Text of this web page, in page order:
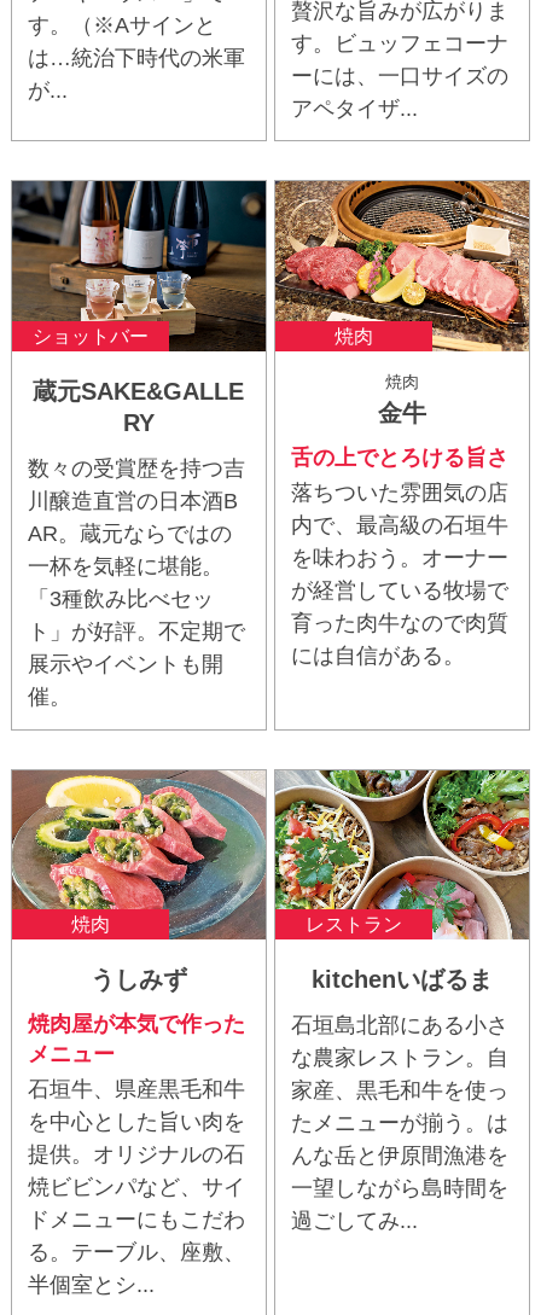
す。（※Aサインと
は…統治下時代の米軍
が...
贅沢な旨みが広がりま
す。ビュッフェコーナ
ーには、一口サイズの
アペタイザ...
ショットバー
蔵元SAKE&GALLE
RY
数々の受賞歴を持つ吉
川醸造直営の日本酒B
AR。蔵元ならではの
一杯を気軽に堪能。
「3種飲み比べセッ
ト」が好評。不定期で
展示やイベントも開
催。
焼肉
焼肉
金牛
舌の上でとろける旨さ
落ちついた雰囲気の店
内で、最高級の石垣牛
を味わおう。オーナー
が経営している牧場で
育った肉牛なので肉質
には自信がある。
焼肉
うしみず
焼肉屋が本気で作った
メニュー
石垣牛、県産黒毛和牛
を中心とした旨い肉を
提供。オリジナルの石
焼ビビンパなど、サイ
ドメニューにもこだわ
る。テーブル、座敷、
半個室とシ...
レストラン
kitchenいばるま
石垣島北部にある小さ
な農家レストラン。自
家産、黒毛和牛を使っ
たメニューが揃う。は
んな岳と伊原間漁港を
一望しながら島時間を
過ごしてみ...